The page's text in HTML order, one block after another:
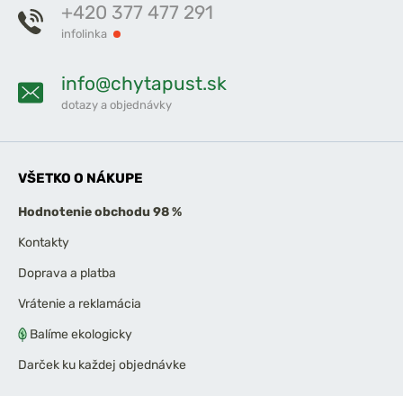
+420 377 477 291
infolinka
info@chytapust.sk
dotazy a objednávky
VŠETKO O NÁKUPE
Hodnotenie obchodu 98 %
Kontakty
Doprava a platba
Vrátenie a reklamácia
Balíme ekologicky
Darček ku každej objednávke